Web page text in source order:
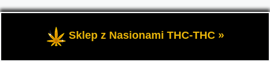
GrowEnter to strona o tematyce marihuany thc, potocznie
zwanej trawką i konopi cbd.
Sklep z Nasionami THC-THC »